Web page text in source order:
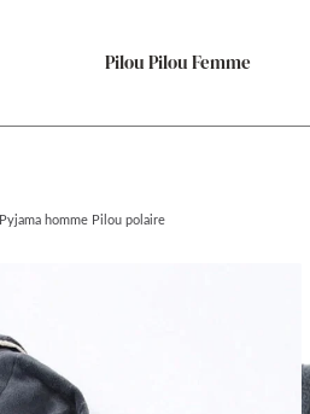
Pilou Pilou Femme
Pyjama homme Pilou polaire